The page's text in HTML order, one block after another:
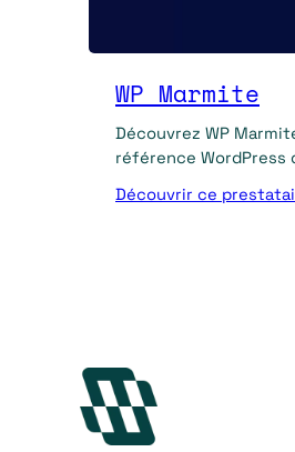
WP Marmite
Découvrez WP
référence WordPress
de plugins et création
Découvrir ce